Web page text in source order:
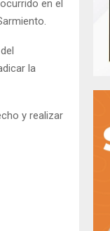
en el
la
y realizar